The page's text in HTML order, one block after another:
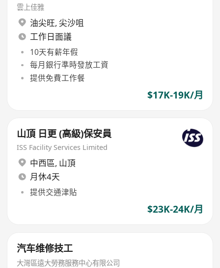
雲上佳雅
油尖旺, 尖沙咀
工作日面議
10天有薪年假
每月銀行準時發放工資
提供免費工作餐
$17K-19K/月
山頂 日更 (高級)保安員
ISS Facility Services Limited
中西區, 山頂
月休4天
提供交通津貼
$23K-24K/月
汽车维修技工
大灣區遠大勞務服務中心有限公司